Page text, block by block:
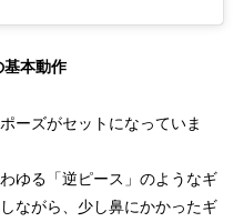
基本動作
ーズがセットになっていま
ゆる「逆ピース」のようなギ
ながら、少し鼻にかかったギ